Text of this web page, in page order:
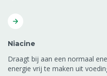
Niacine
Draagt bij aan een normaal
energie vrij te maken uit